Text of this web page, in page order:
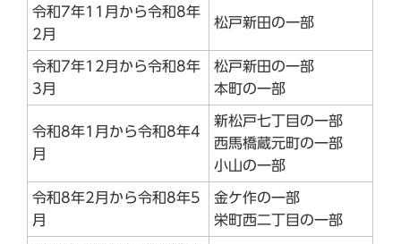
令和7年11月から令和8年
2月
松戸新田の一部
令和7年12月から令和8年
3月
松戸新田の一部
本町の一部
令和8年1月から令和8年4
月
新松戸七丁目の一部
西馬橋蔵元町の一部
小山の一部
令和8年2月から令和8年5
月
金ケ作の一部
栄町西二丁目の一部